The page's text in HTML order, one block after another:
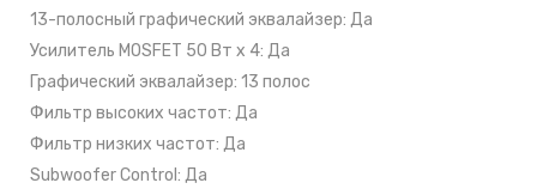
13-полосный графический эквалайзер: Да
Усилитель MOSFET 50 Вт x 4: Да
Графический эквалайзер: 13 полос
Фильтр высоких частот: Да
Фильтр низких частот: Да
Subwoofer Control: Да